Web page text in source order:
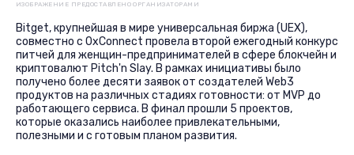
ИЗОБРАЖЕНИЕ ПРЕДОСТАВЛЕНО ОРГАНИЗАТОРАМИ
Bitget, крупнейшая в мире универсальная биржа (UEX),
совместно с 0xConnect провела второй ежегодный конкурс
питчей для женщин-предпринимателей в сфере блокчейн и
криптовалют Pitch'n Slay. В рамках инициативы было
получено более десяти заявок от создателей Web3
продуктов на различных стадиях готовности: от MVP до
работающего сервиса. В финал прошли 5 проектов,
которые оказались наиболее привлекательными,
полезными и с готовым планом развития.